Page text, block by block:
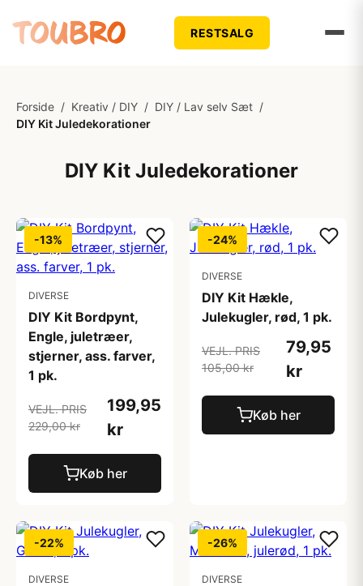
RESTSALG
Forside / Kreativ / DIY / DIY / Lav selv Sæt /
DIY Kit Juledekorationer
DIY Kit Juledekorationer
-13%
DIVERSE
DIY Kit Bordpynt,
Engle, juletræer,
stjerner, ass. farver,
1 pk.
VEJL. PRIS
229,00 kr
199,95
kr
Køb her
-24%
DIVERSE
DIY Kit Hækle,
Julekugler, rød, 1 pk.
VEJL. PRIS
105,00 kr
79,95
kr
Køb her
-22%
DIVERSE
-26%
DIVERSE